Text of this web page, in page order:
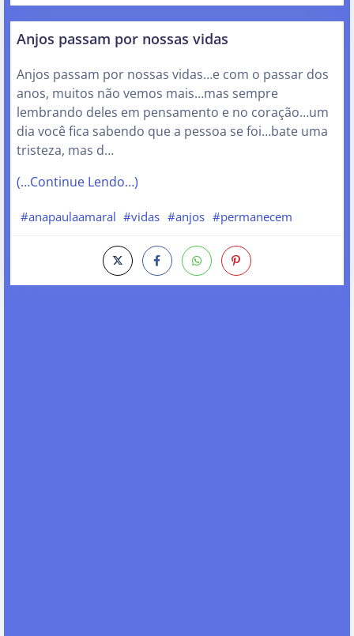
Anjos passam por nossas vidas
Anjos passam por nossas vidas…e com o passar dos
anos, muitos não vemos mais…mas sempre
lembrando deles em pensamento e no coração…um
dia você fica sabendo que a pessoa se foi…bate uma
tristeza, mas d…
(…Continue Lendo…)
#anapaulaamaral #vidas #anjos #permanecem